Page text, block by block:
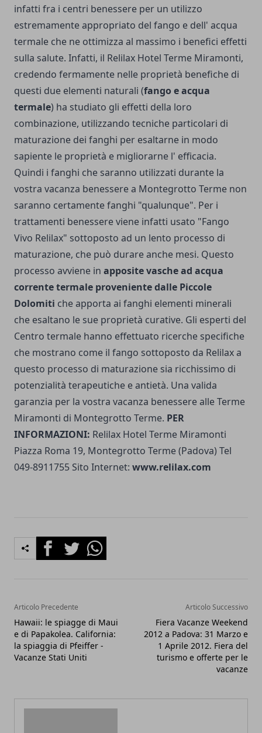
infatti fra i centri benessere per un utilizzo
estremamente appropriato del fango e dell' acqua
termale che ne ottimizza al massimo i benefici effetti
sulla salute. Infatti, il Relilax Hotel Terme Miramonti,
credendo fermamente nelle proprietà benefiche di
questi due elementi naturali (fango e acqua
termale) ha studiato gli effetti della loro
combinazione, utilizzando tecniche particolari di
maturazione dei fanghi per esaltarne in modo
sapiente le proprietà e migliorarne l' efficacia.
Quindi i fanghi che saranno utilizzati durante la
vostra vacanza benessere a Montegrotto Terme non
saranno certamente fanghi "qualunque". Per i
trattamenti benessere viene infatti usato "Fango
Vivo Relilax" sottoposto ad un lento processo di
maturazione, che può durare anche mesi. Questo
processo avviene in apposite vasche ad acqua
corrente termale proveniente dalle Piccole
Dolomiti che apporta ai fanghi elementi minerali
che esaltano le sue proprietà curative. Gli esperti del
Centro termale hanno effettuato ricerche specifiche
che mostrano come il fango sottoposto da Relilax a
questo processo di maturazione sia ricchissimo di
potenzialità terapeutiche e antietà. Una valida
garanzia per la vostra vacanza benessere alle Terme
Miramonti di Montegrotto Terme. PER
INFORMAZIONI: Relilax Hotel Terme Miramonti
Piazza Roma 19, Montegrotto Terme (Padova) Tel
049-8911755 Sito Internet: www.relilax.com
FacebookTwitterWhatsapp
Articolo Precedente
Hawaii: le spiagge di Maui
e di Papakolea. California:
la spiaggia di Pfeiffer -
Vacanze Stati Uniti
Articolo Successivo
Fiera Vacanze Weekend
2012 a Padova: 31 Marzo e
1 Aprile 2012. Fiera del
turismo e offerte per le
vacanze